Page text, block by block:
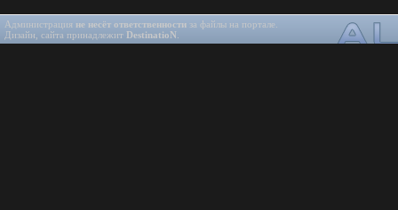
Администрация не несёт ответственности за файлы на портале.
Дизайн, сайта принадлежит DestinatioN